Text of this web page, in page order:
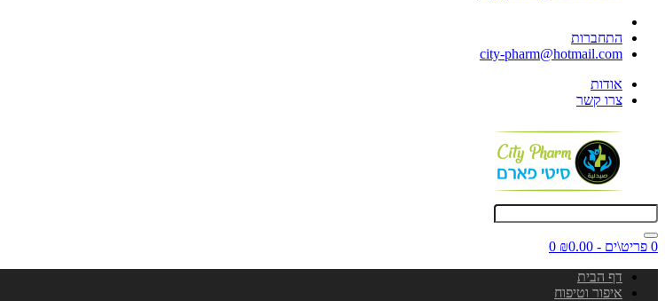
התחברות
city-pharm@hotmail.com
אודות
צרו קשר
0 פריט\ים - ₪0.00
0
דף הבית
איפור וטיפוח